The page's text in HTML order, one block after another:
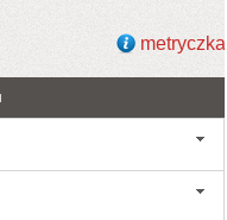
metryczka